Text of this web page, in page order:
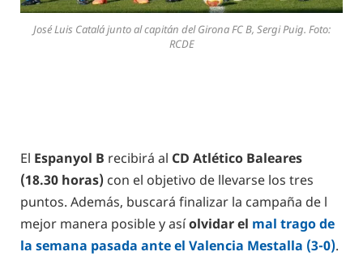
José Luis Catalá junto al capitán del Girona FC B, Sergi Puig. Foto:
RCDE
El Espanyol B recibirá al CD Atlético Baleares
(18.30 horas) con el objetivo de llevarse los tres
puntos. Además, buscará finalizar la campaña de l
mejor manera posible y asíolvidar el mal trago de
la semana pasada ante el Valencia Mestalla (3-0).